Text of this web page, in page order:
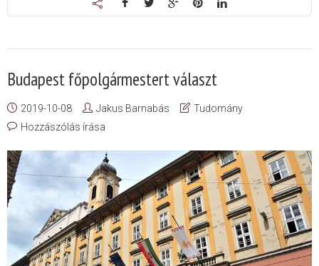
Budapest főpolgármestert választ
2019-10-08 Jakus Barnabás
Tudomány
Hozzászólás írása